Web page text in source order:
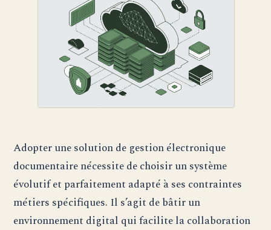
Adopter une solution de gestion électronique
documentaire nécessite de choisir un système
évolutif et parfaitement adapté à ses contraintes
métiers spécifiques. Il s’agit de bâtir un
environnement digital qui facilite la collaboration